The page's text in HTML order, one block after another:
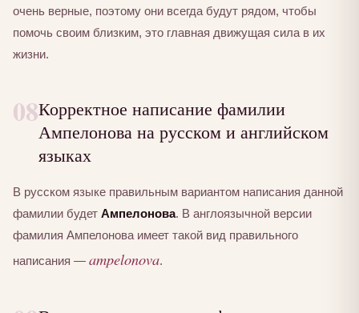
очень верные, поэтому они всегда будут рядом, чтобы
помочь своим близким, это главная движущая сила в их
жизни.
08Корректное написание фамилии
Ампелонова на русском и английском
языках
В русском языке правильным вариантом написания данной
фамилии будет Ампелонова. В англоязычной версии
фамилия Ампелонова имеет такой вид правильного
написания — ampelonova.